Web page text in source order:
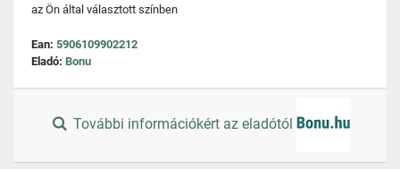
az Ön által választott színben
Ean: 5906109902212
Eladó: Bonu
További információkért az eladótól